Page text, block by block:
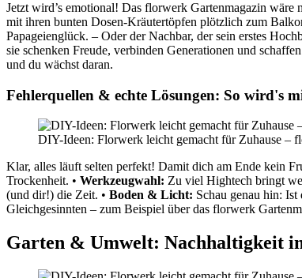
Jetzt wird’s emotional! Das florwerk Gartenmagazin
mit ihren bunten Dosen-Kräutertöpfen plötzlich zum
Papageienglück. – Oder der Nachbar, der sein erstes
sie schenken Freude, verbinden Generationen und
und du wächst daran.
Fehlerquellen & echte Lösungen: So wird's
DIY-Ideen: Florwerk leicht gemacht für Zuhause –
Klar, alles läuft selten perfekt! Damit dich am Ende kein
Trockenheit. • Werkzeugwahl: Zu viel Hightech bringt
(und dir!) die Zeit. • Boden & Licht: Schau genau hin:
Gleichgesinnten – zum Beispiel über das florwerk
Garten & Umwelt: Nachhaltigkeit